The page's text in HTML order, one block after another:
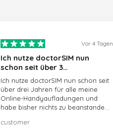
Vor 4 Tagen
Ich nutze doctorSIM nun
schon seit über 3…
Ich nutze doctorSIM nun schon seit
über drei Jahren für alle meine
Online-Handyaufladungen und
habe bisher nichts zu beanstanden!!
customer